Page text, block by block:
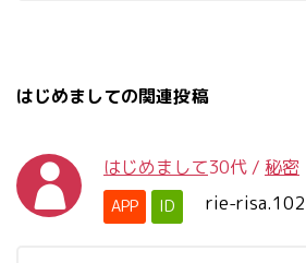
はじめましての関連投稿
はじめまして30代 / 秘密
APP ID rie-